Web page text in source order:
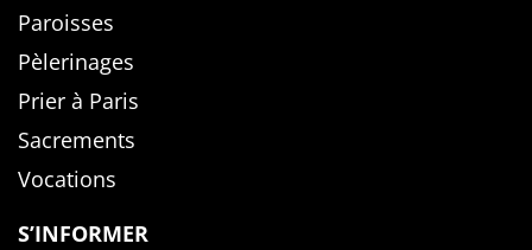
Paroisses
Pèlerinages
Prier à Paris
Sacrements
Vocations
S’INFORMER